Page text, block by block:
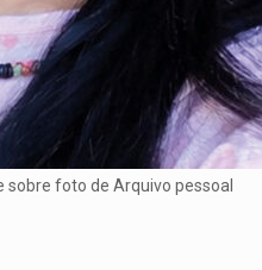
sobre foto de Arquivo pessoal